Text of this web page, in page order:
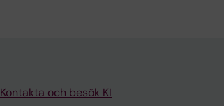
Kontakta och besök KI